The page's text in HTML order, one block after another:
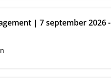
| 7 september 2026 -